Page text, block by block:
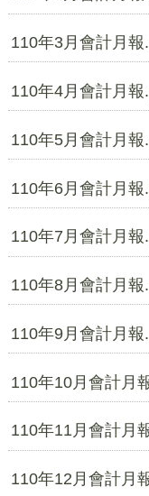
110年3月會計月報
110年4月會計月報
110年5月會計月報
110年6月會計月報
110年7月會計月報
110年8月會計月報
110年9月會計月報
110年10月會計月
110年11月會計月
110年12月會計月